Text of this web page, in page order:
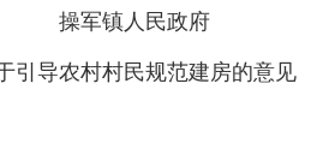
操军镇人民政府
引导农村村民规范建房的意见